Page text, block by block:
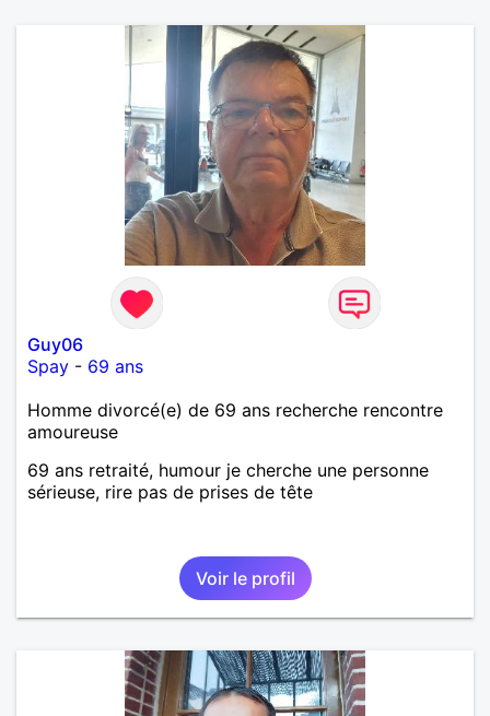
Guy06
Spay - 69 ans
Homme divorcé(e) de 69 ans recherche rencontre
amoureuse
69 ans retraité, humour je cherche une personne
sérieuse, rire pas de prises de tête
Voir le profil